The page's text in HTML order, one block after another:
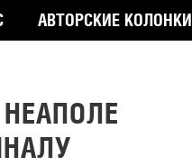
АВТОРСКИЕ КОЛОНКИ